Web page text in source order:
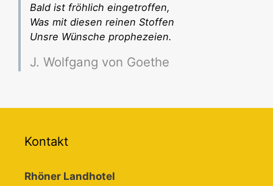
Bald ist fröhlich eingetroffen,
Was mit diesen reinen Stoffen
Unsre Wünsche prophezeien.
J. Wolfgang von Goethe
Kontakt
Rhöner Landhotel